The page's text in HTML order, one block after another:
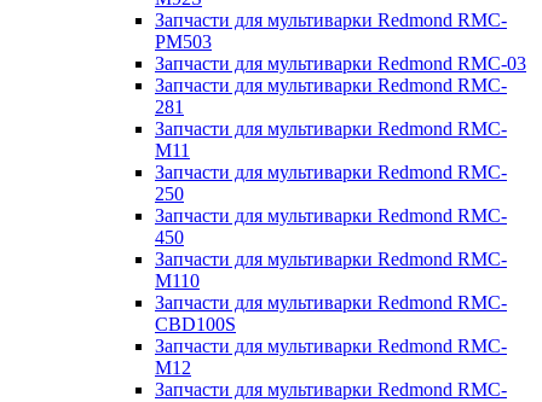
Запчасти для мультиварки Redmond RMC-
PM503
Запчасти для мультиварки Redmond RMC-03
Запчасти для мультиварки Redmond RMC-
281
Запчасти для мультиварки Redmond RMC-
M11
Запчасти для мультиварки Redmond RMC-
250
Запчасти для мультиварки Redmond RMC-
450
Запчасти для мультиварки Redmond RMC-
M110
Запчасти для мультиварки Redmond RMC-
CBD100S
Запчасти для мультиварки Redmond RMC-
M12
Запчасти для мультиварки Redmond RMC-